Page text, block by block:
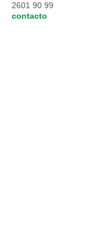
2601 90 99
contacto